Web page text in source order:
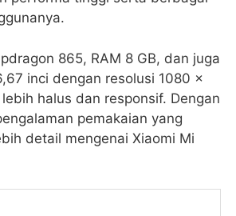
865, RAM 8 GB, dan juga
inci dengan resolusi 1080 x
halus dan responsif. Dengan
pemakaian yang
detail mengenai Xiaomi Mi